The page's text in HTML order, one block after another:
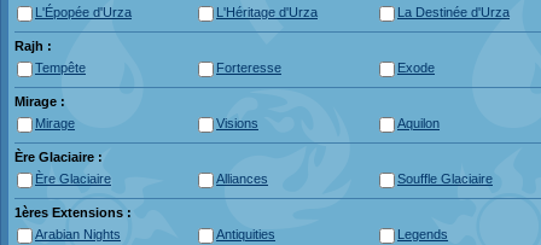
L'Épopée d'Urza
L'Héritage d'Urza La Destinée d'Urza
Rajh :
Tempête
Forteresse Exode
Mirage :
Mirage
Visions Aquilon
Ère Glaciaire :
Ère Glaciaire
Alliances Souffle Glaciaire
1ères Extensions :
Arabian Nights
Antiquities
Legends